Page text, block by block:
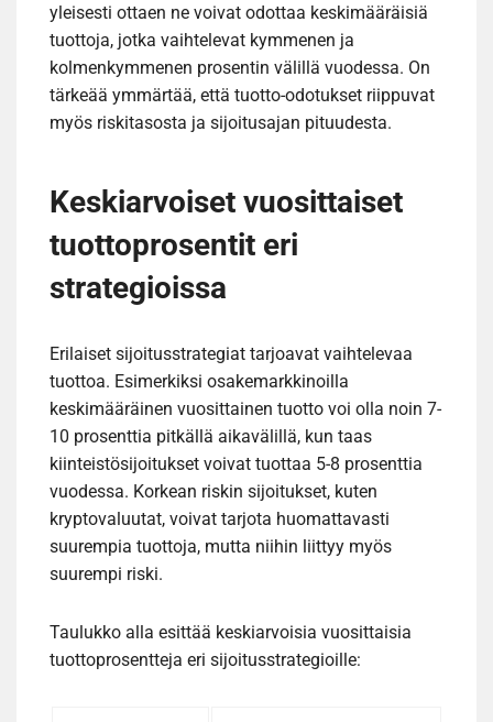
yleisesti ottaen ne voivat odottaa keskimääräisiä
tuottoja, jotka vaihtelevat kymmenen ja
kolmenkymmenen prosentin välillä vuodessa. On
tärkeää ymmärtää, että tuotto-odotukset riippuvat
myös riskitasosta ja sijoitusajan pituudesta.
Keskiarvoiset vuosittaiset
tuottoprosentit eri
strategioissa
Erilaiset sijoitusstrategiat tarjoavat vaihtelevaa
tuottoa. Esimerkiksi osakemarkkinoilla
keskimääräinen vuosittainen tuotto voi olla noin 7-
10 prosenttia pitkällä aikavälillä, kun taas
kiinteistösijoitukset voivat tuottaa 5-8 prosenttia
vuodessa. Korkean riskin sijoitukset, kuten
kryptovaluutat, voivat tarjota huomattavasti
suurempia tuottoja, mutta niihin liittyy myös
suurempi riski.
Taulukko alla esittää keskiarvoisia vuosittaisia
tuottoprosentteja eri sijoitusstrategioille: